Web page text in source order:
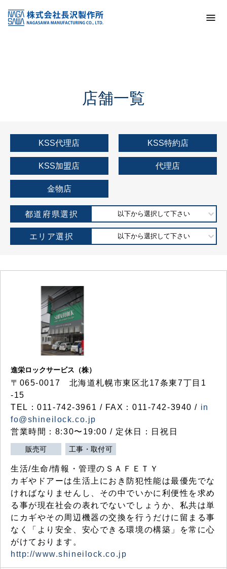
KSS加盟店・取扱店情報
店舗一覧
店舗一覧
KSS代理店 KSS特約店
KSS加盟店 代理店
金物店
都道府県選択 以下から選択して下さい
エリア選択 以下から選択して下さい
進栄ロックサービス（株）
〒065-0017 北海道札幌市東区北17条東7丁目1
-15
TEL：011-742-3961 / FAX：011-742-3940 / in
fo@shineilock.co.jp
営業時間：8:30〜19:00 / 定休日：日祝日
販売可 工事・取付可
生活/生命/情報・管理のＳＡＦＥＴＹ
カギやドアーは生活上におき防犯性能は最優先でな
ければなりませんし、その中でいかに利便性を求め
る事が現在社会の表れでないでしょうか、私共は単
にカギやその周辺機器の交換を行うだけに留まる事
なく「より安全、安心できる環境の構築」を常に心
がけております。
http://www.shineilock.co.jp